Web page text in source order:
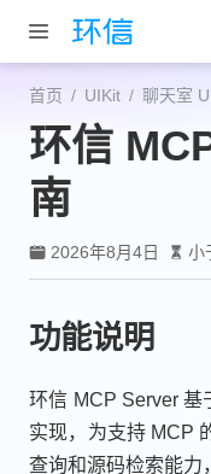
跳至主要內容
首页 UIKit 聊天室
环信
南
2026年8月4日 小
功能说明
环信 MCP Server 基
实现，为支持 MCP
查询和源码检索能力